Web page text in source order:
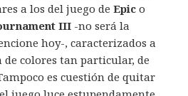
a los del juego deEpic o
III -no será la
hoy-, caracterizados a
de colores tan particular, de
es cuestión de quitar